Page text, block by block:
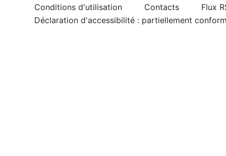
Conditions d'utilisation Contacts
Flux
Déclaration d'accessibilité : partiellement